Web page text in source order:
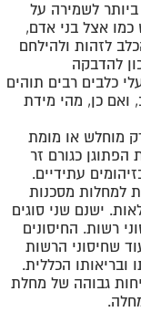
לשמירה על
כמו אצל בני אדם,
לזהות ולהילחם
להדבקה
כלבים רבים תוהים
ואם כן, מהי מידת
מוחלש או מומת
כגורם זר
עתידיים.
למחלות מסכנות
. ישנם שני סוגים
רשות. החיסונים
שחיסוני הרשות
ובריאותו הכללית.
גבוהה של מחלת
.